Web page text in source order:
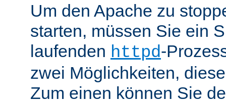
Um den Apache zu
starten, müssen Sie ein
laufenden httpd-
zwei Möglichkeiten,
Zum einen können Sie